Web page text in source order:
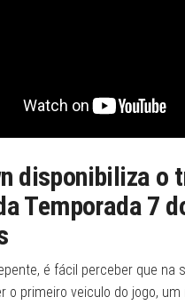
disponibiliza o
Temporada 7
é fácil perceber que na
o primeiro veiculo do jogo,